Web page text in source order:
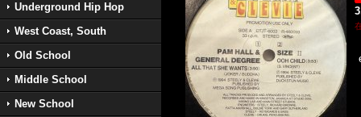
Underground Hip Hop
West Coast, South
Old School
Middle School
New School